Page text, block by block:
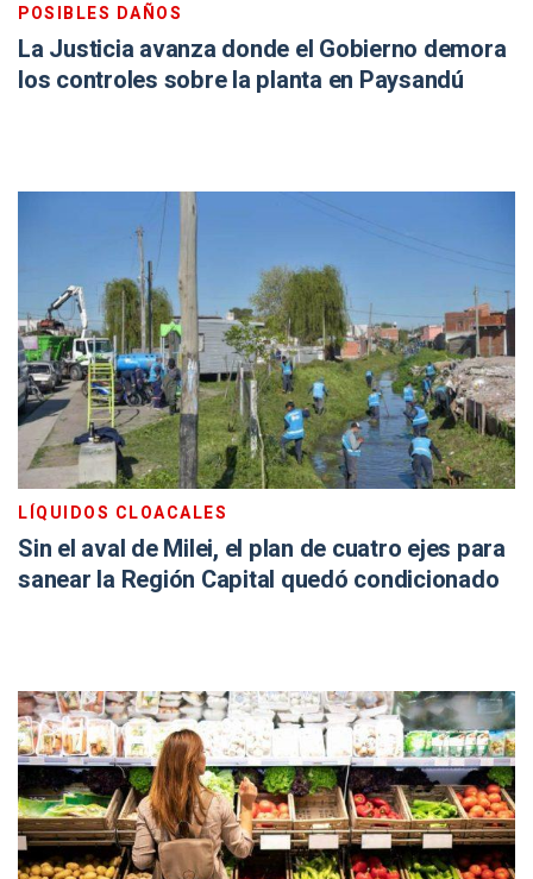
POSIBLES DAÑOS
La Justicia avanza donde el Gobierno demora
los controles sobre la planta en Paysandú
LÍQUIDOS CLOACALES
Sin el aval de Milei, el plan de cuatro ejes para
sanear la Región Capital quedó condicionado